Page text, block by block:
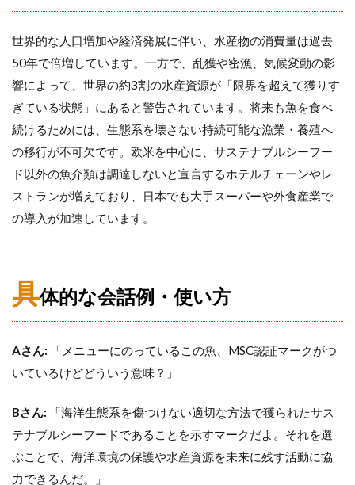
世界的な人口増加や経済発展に伴い、水産物の消費量は過去
50年で倍増しています。一方で、乱獲や密漁、気候変動の影
響によって、世界の約3割の水産資源が「限界を超えて獲りす
ぎている状態」にあると警告されています。将来も魚を食べ
続けるためには、生態系を壊さない持続可能な漁業・養殖へ
の移行が不可欠です。欧米を中心に、サステナブルシーフー
ド以外の魚介類は調達しないと宣言するホテルチェーンやレ
ストランが増えており、日本でも大手スーパーや外食産業で
の導入が加速しています。
具体的な会話例・使い方
Aさん: 「メニューにのっているこの魚、MSC認証マークがつ
いているけどどういう意味？」
Bさん: 「海洋生態系を傷つけない適切な方法で獲られたサス
テナブルシーフードであることを示すマークだよ。それを選
ぶことで、海洋環境の保護や水産資源を未来に残す活動に協
力できるんだ。」